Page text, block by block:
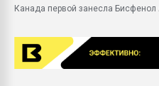
Канада первой занесла